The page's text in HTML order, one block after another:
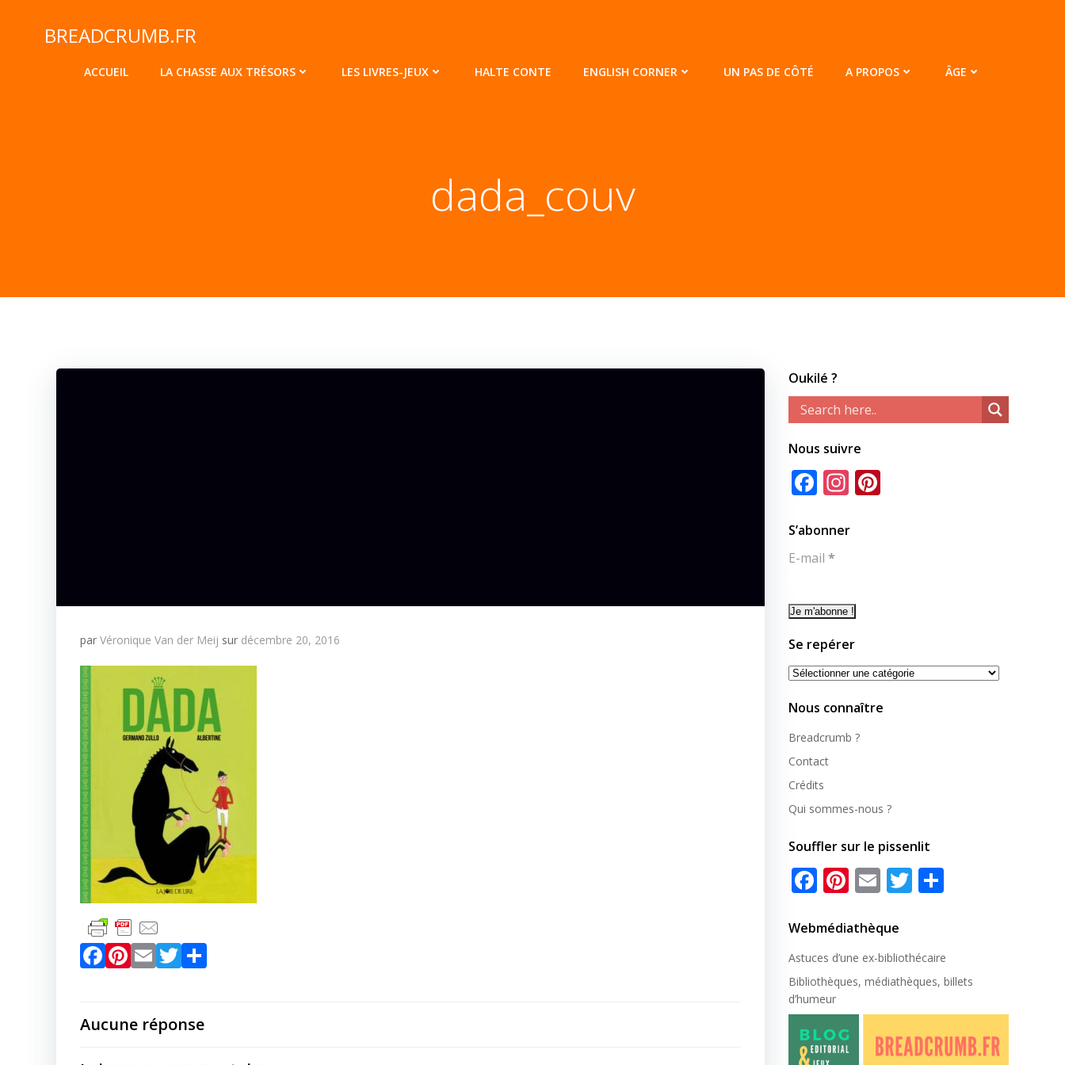
contenuBREADCRUMB.FR
ACCUEIL LA CHASSE AUX TRÉSORS LES LIVRES-JEUX HALTE CONTE ENGLISH CORNER UN PAS DE CÔTÉ A PROPOS ÂGE
dada_couv
par Véronique Van der Meij sur décembre 20, 2016
Facebook
Pinterest
EmailTwitter
Aucune réponse
Oukilé ?
Nous suivre
Facebook
Instagram
S’abonner
E-mail *
Se repérer
Se
Nous connaître
Breadcrumb ?
Contact
Crédits
Qui sommes-nous ?
Souffler sur le pissenlit
Facebook
Pinterest
EmailTwitter
Webmédiathèque
Astuces d’une ex-bibliothécaire
Bibliothèques, médiathèques, billets
d’humeur